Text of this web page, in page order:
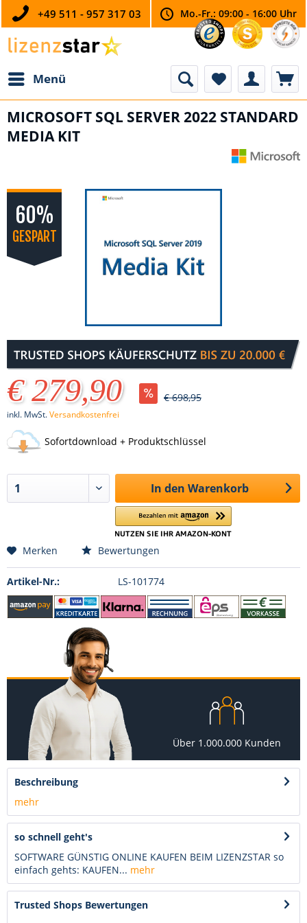
+49 511 - 957 317 03 Mo.-Fr.: 09:00 - 16:00 Uhr
Menü
MICROSOFT SQL SERVER 2022 STANDARD
MEDIA KIT
60%
GESPART
€ 279,90 € 698,95
inkl. MwSt.Versandkostenfrei
Sofortdownload + Produktschlüssel
In den Warenkorb
Merken Bewertungen
Artikel-Nr.: LS-101774
Über 1.000.000 Kunden
Beschreibung
mehr
so schnell geht's
SOFTWARE GÜNSTIG ONLINE KAUFEN BEIM LIZENZSTAR so
einfach gehts: KAUFEN... mehr
Trusted Shops Bewertungen